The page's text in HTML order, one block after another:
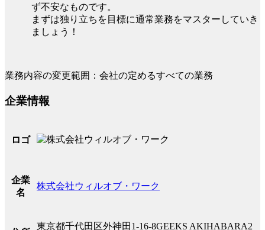
ず不安なものです。
まずは独り立ちを目標に通常業務をマスターしていき
ましょう！
業務内容の変更範囲：会社の定めるすべての業務
企業情報
ロゴ
企業
名
株式会社ウィルオブ・ワーク
東京都千代田区外神田1-16-8GEEKS AKIHABARA2